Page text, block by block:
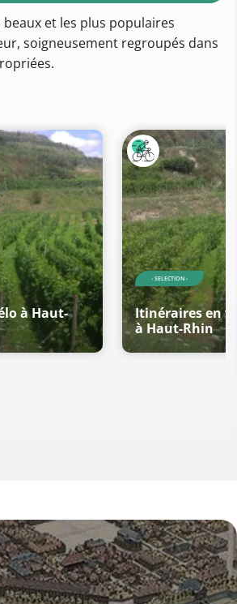
et les plus populaires
soigneusement regroupés dans
à Haut-
- SELECTION -
Itinéraires en
à Haut-Rhin